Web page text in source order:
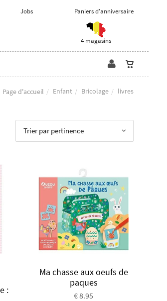
Jobs Paniers d'anniversaire
4 magasins
Page d'accueil Enfant Bricolage livres
Trier par pertinence
:
Ma chasse aux oeufs de
paques
€ 8.95